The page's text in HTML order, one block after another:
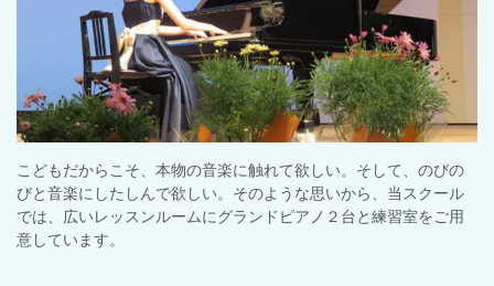
こどもだからこそ、本物の音楽に触れて欲しい。そして、のびの
びと音楽にしたしんで欲しい。そのような思いから、当スクール
では、広いレッスンルームにグランドピアノ２台と練習室をご用
意しています。